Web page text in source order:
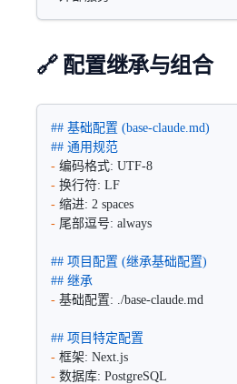
🔗 配置继承与组合
## 基础配置 (base-claude.md)
## 通用规范
- 编码格式: UTF-8
- 换行符: LF
- 缩进: 2 spaces
- 尾部逗号: always
## 项目配置 (继承基础配置)
## 继承
- 基础配置: ./base-claude.md
## 项目特定配置
- 框架: Next.js
- 数据库: PostgreSQL